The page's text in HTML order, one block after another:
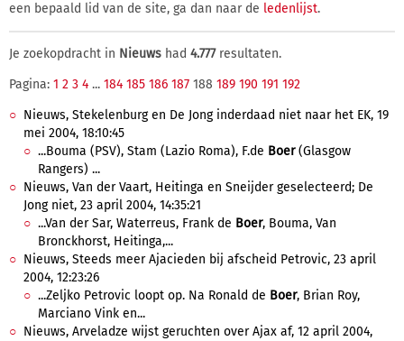
een bepaald lid van de site, ga dan naar de ledenlijst.
Je zoekopdracht in Nieuws had 4.777resultaten.
Pagina: 1 2 3 4 ... 184 185 186 187 188 189 190 191 192
Nieuws, Stekelenburg en De Jong inderdaad niet naar het EK, 19
mei 2004, 18:10:45
...Bouma (PSV), Stam (Lazio Roma), F.de Boer(Glasgow
Rangers) ...
Nieuws, Van der Vaart, Heitinga en Sneijder geselecteerd; De
Jong niet, 23 april 2004, 14:35:21
...Van der Sar, Waterreus, Frank de Boer, Bouma, Van
Bronckhorst, Heitinga,...
Nieuws, Steeds meer Ajacieden bij afscheid Petrovic, 23 april
2004, 12:23:26
...Zeljko Petrovic loopt op. Na Ronald de Boer, Brian Roy,
Marciano Vink en...
Nieuws, Arveladze wijst geruchten over Ajax af, 12 april 2004,